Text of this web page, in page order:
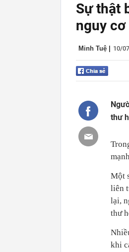
Sự thật
nguy
Minh Tuệ 10/
thư
Một
liên
lại,
thư
khi